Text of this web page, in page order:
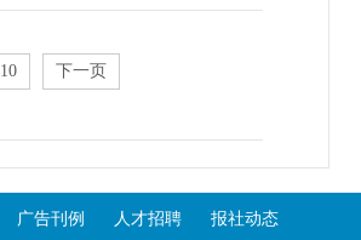
10 下一页
广告刊例 人才招聘 报社动态